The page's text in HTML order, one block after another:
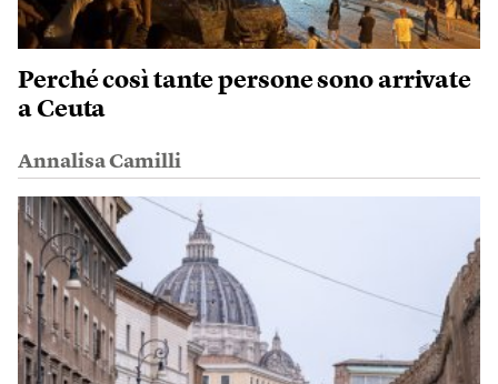
Perché così tante persone sono arrivate
a Ceuta
Annalisa Camilli